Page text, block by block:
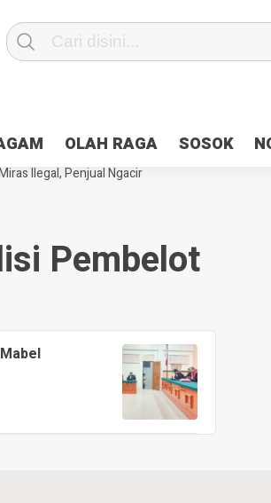
OLAH RAGA SOSOK
Pesan Sejuk Polri di Deklarasi
Pilkada Jayapura Cair 10 Persen, Deposit Kas
Ilegal, Penjual Ngacir
Pembelot